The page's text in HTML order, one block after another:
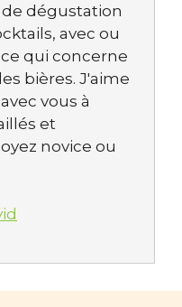
dégustation
avec ou
qui concerne
bières. J'aime
vous à
et
novice ou